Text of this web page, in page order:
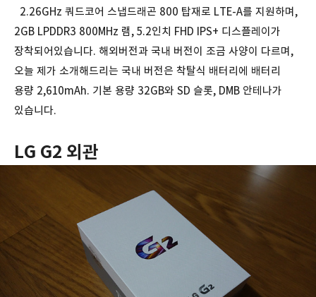
2.26GHz 쿼드코어 스냅드래곤 800 탑재로 LTE-A를 지원하며,
2GB LPDDR3 800MHz 램, 5.2인치 FHD IPS+ 디스플레이가
장착되어있습니다. 해외버전과 국내 버전이 조금 사양이 다르며,
오늘 제가 소개해드리는 국내 버전은 착탈식 배터리에 배터리
용량 2,610mAh. 기본 용량 32GB와 SD 슬롯, DMB 안테나가
있습니다.
LG G2 외관